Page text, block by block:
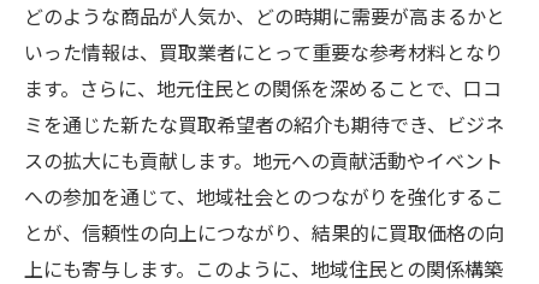
地域特有のチャレンジに対する解決策
地域の競合分析を基にした戦略構築
宗像市江口で買取価格を最大化する具体的なア
プローチ
地域に根差した高価買取のアプローチ
買取価格を最大化するための交渉テクニッ
ク
どのような商品が人気か、どの時期に需要が高まるかと
いった情報は、買取業者にとって重要な参考材料となり
ます。さらに、地元住民との関係を深めることで、口コ
ミを通じた新たな買取希望者の紹介も期待でき、ビジネ
スの拡大にも貢献します。地元への貢献活動やイベント
への参加を通じて、地域社会とのつながりを強化するこ
とが、信頼性の向上につながり、結果的に買取価格の向
上にも寄与します。このように、地域住民との関係構築